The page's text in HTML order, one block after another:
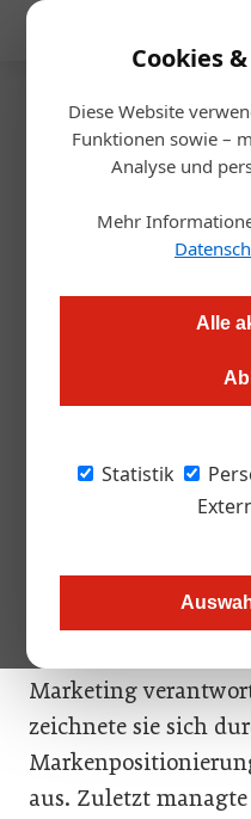
Cookies
Diese Website
Funktionen sowie –
Analyse und
Mehr
Alle
Statistik
Startseite
Neue
Sandra Löberbauer (42)
bekommt mit
neue
traditionsreiche
bei Schladming und
auch für
Marketing
zeichnete sie sich
aus. Zuletzt